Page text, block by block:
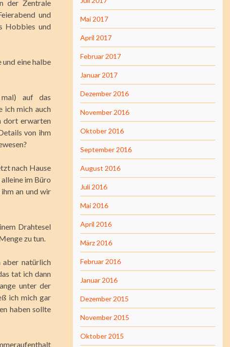
der Zentrale
und
Hobbies und
eine halbe
auf das
ich mich auch
dort erwarten
von ihm
nach Hause
im Büro
an und wir
Drahtesel
zu tun.
aber natürlich
tat ich dann
unter der
ich mich gar
haben sollte
Mai 2017
April 2017
Februar 2017
Januar 2017
Dezember 2016
November 2016
Oktober 2016
September 2016
August 2016
Juli 2016
Mai 2016
April 2016
März 2016
Februar 2016
Januar 2016
Dezember 2015
November 2015
Oktober 2015